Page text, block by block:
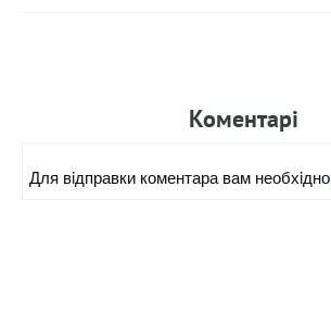
Коментарi
Для вiдправки коментара вам необхiдно